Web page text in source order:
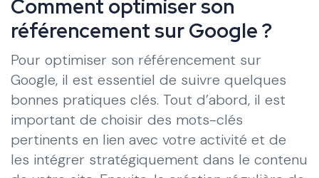
Comment optimiser son
référencement sur Google ?
Pour optimiser son référencement sur
Google, il est essentiel de suivre quelques
bonnes pratiques clés. Tout d’abord, il est
important de choisir des mots-clés
pertinents en lien avec votre activité et de
les intégrer stratégiquement dans le contenu